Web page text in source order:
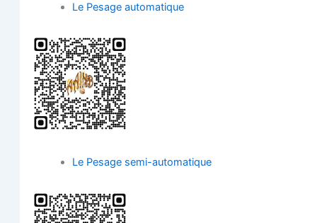
Le Pesage automatique
Le Pesage semi-automatique